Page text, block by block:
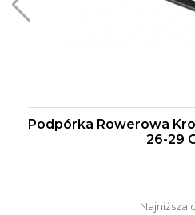
Podpórka Rowerowa
26-29
Najniższa